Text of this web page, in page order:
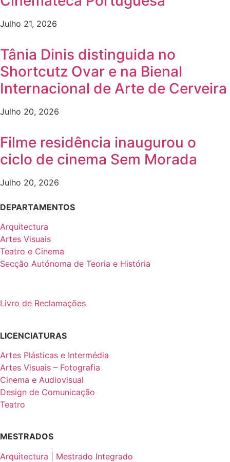
Julho 21, 2026
Tânia Dinis distinguida no
Shortcutz Ovar e na Bienal
Internacional de Arte de Cerveira
Julho 20, 2026
Filme residência inaugurou o
ciclo de cinema Sem Morada
Julho 20, 2026
DEPARTAMENTOS
Arquitectura
Artes Visuais
Teatro e Cinema
Secção Autónoma de Teoria e História
Livro de Reclamações
LICENCIATURAS
Artes Plásticas e Intermédia
Artes Visuais – Fotografia
Cinema e Audiovisual
Design de Comunicação
Teatro
MESTRADOS
Arquitectura | Mestrado Integrado